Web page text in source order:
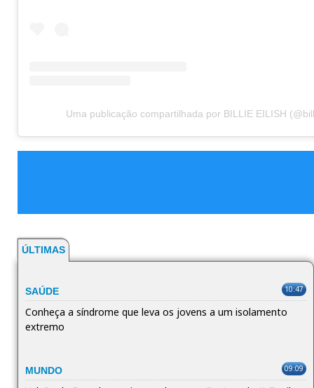
Uma publicação compartilhada por BILLIE EILISH
ÚLTIMAS
SAÚDE 10:47
Conheça a síndrome que leva os jovens a um isolamento
extremo
MUNDO 09:09